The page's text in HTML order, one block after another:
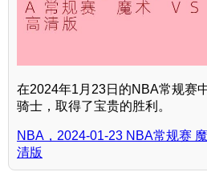
在2024年1月23日的NBA常规赛
骑士，取得了宝贵的胜利。
NBA，2024-01-23 NBA常规赛
清版